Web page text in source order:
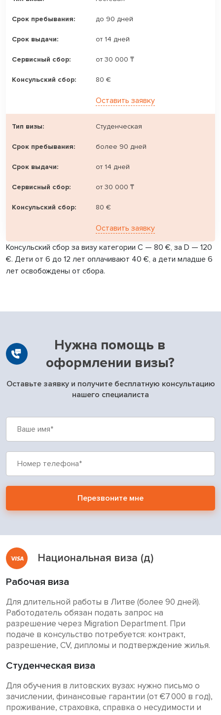
до 90 дней
от 14 дней
от 30 000 ₸
80 €
Оставить заявку
Студенческая
более 90 дней
от 14 дней
от 30 000 ₸
80 €
Оставить заявку
Консульский сбор за визу категории C — 80 €, за D — 120
€. Дети от 6 до 12 лет оплачивают 40 €, а дети младше 6
лет освобождены от сбора.
Нужна помощь в
оформлении визы?
Оставьте заявку и получите бесплатную консультацию
нашего специалиста
Перезвоните мне
Национальная виза (д)
Рабочая виза
Для длительной работы в Литве (более 90 дней).
Работодатель обязан подать запрос на
разрешение через Migration Department. При
подаче в консульство потребуется: контракт,
разрешение, CV, дипломы и подтверждение жилья.
Студенческая виза
Для обучения в литовских вузах: нужно письмо о
зачислении, финансовые гарантии (от €7 000 в год),
проживание, страховка, справка о несудимости и